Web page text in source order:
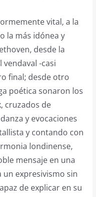
vital, a la
la más idónea y
desde la
-casi
final; desde otro
poética sonaron los
cruzados de
y evocaciones
y contando con
londinense,
mensaje en una
un expresivismo sin
de explicar en su